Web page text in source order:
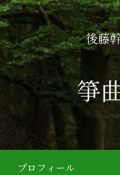
後藤
箏
プロフィール